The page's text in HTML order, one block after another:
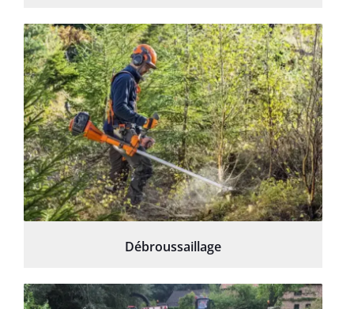
Débroussaillage